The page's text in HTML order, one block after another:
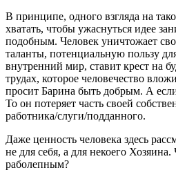
В принципе, одного взгляда на
хватать, чтобы ужаснуться идее
подобным. Человек уничтожает
таланты, потенциальную пользу
внутренний мир, ставит крест на
трудах, которое человечество
просит Барина быть добрым. А
То он потеряет часть своей
работника/слуги/подданного.
Даже ценность человека здесь
не для себя, а для некоего
раболепным?